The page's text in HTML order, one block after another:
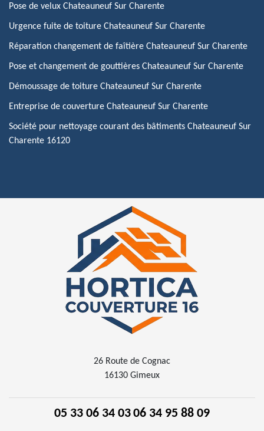
Pose de velux Chateauneuf Sur Charente
Urgence fuite de toiture Chateauneuf Sur Charente
Réparation changement de faîtière Chateauneuf Sur Charente
Pose et changement de gouttières Chateauneuf Sur Charente
Démoussage de toiture Chateauneuf Sur Charente
Entreprise de couverture Chateauneuf Sur Charente
Société pour nettoyage courant des bâtiments Chateauneuf Sur
Charente 16120
26 Route de Cognac
16130 Gimeux
05 33 06 34 0306 34 95 88 09